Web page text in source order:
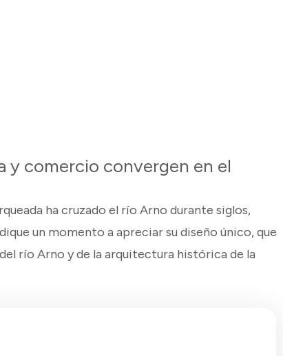
y comercio convergen en el
ha cruzado el río Arno durante siglos,
un momento a apreciar su diseño único, que
río Arno y de la arquitectura histórica de la